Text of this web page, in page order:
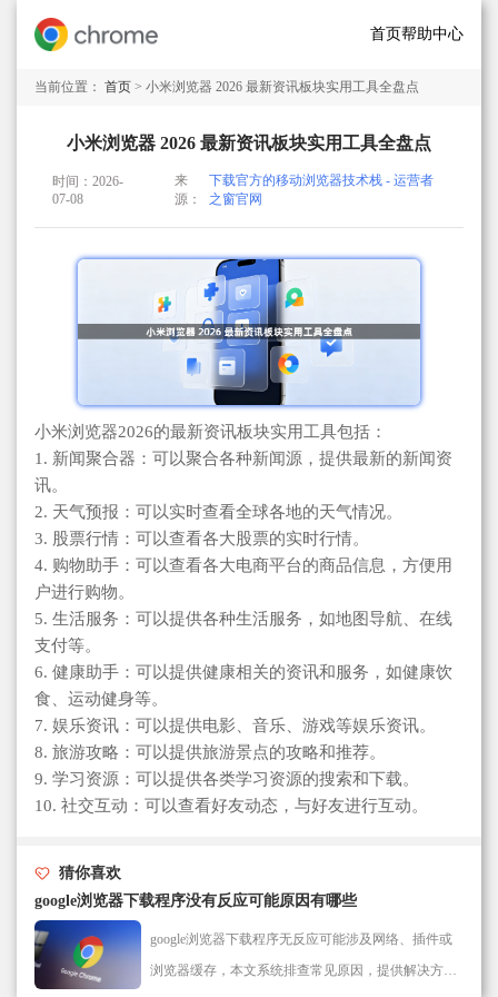
首页帮助中心
当前位置： 首页 > 小米浏览器 2026 最新资讯板块实用工具全盘点
小米浏览器 2026 最新资讯板块实用工具全盘点
时间：2026-
07-08
来
源：
下载官方的移动浏览器技术栈 - 运营者
之窗官网
小米浏览器2026的最新资讯板块实用工具包括：
1. 新闻聚合器：可以聚合各种新闻源，提供最新的新闻资
讯。
2. 天气预报：可以实时查看全球各地的天气情况。
3. 股票行情：可以查看各大股票的实时行情。
4. 购物助手：可以查看各大电商平台的商品信息，方便用
户进行购物。
5. 生活服务：可以提供各种生活服务，如地图导航、在线
支付等。
6. 健康助手：可以提供健康相关的资讯和服务，如健康饮
食、运动健身等。
7. 娱乐资讯：可以提供电影、音乐、游戏等娱乐资讯。
8. 旅游攻略：可以提供旅游景点的攻略和推荐。
9. 学习资源：可以提供各类学习资源的搜索和下载。
10. 社交互动：可以查看好友动态，与好友进行互动。
猜你喜欢
google浏览器下载程序没有反应可能原因有哪些
google浏览器下载程序无反应可能涉及网络、插件或
浏览器缓存，本文系统排查常见原因，提供解决方